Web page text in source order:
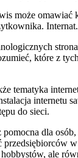
może omawiać
które z
tematyka
internetu
do sieci.
dla
ale